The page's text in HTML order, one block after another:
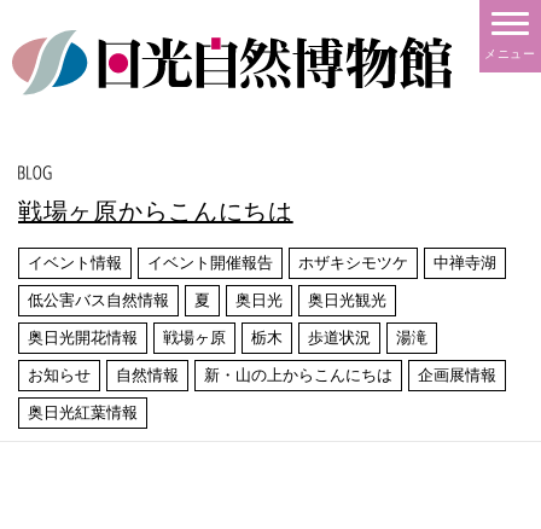
メニュー
戦場ヶ原からこんにちは
イベント情報 イベント開催報告 ホザキシモツケ 中禅寺湖
低公害バス自然情報 夏 奥日光 奥日光観光
奥日光開花情報 戦場ヶ原 栃木 歩道状況 湯滝
お知らせ 自然情報 新・山の上からこんにちは 企画展情報
奥日光紅葉情報